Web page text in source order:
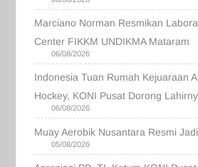
Marciano Norman Resmikan
Center FIKKM UNDIKMA Mataram
06/08/2026
Indonesia Tuan Rumah Kejuaraan
Hockey, KONI Pusat Dorong
06/08/2026
Muay Aerobik Nusantara Resmi
05/08/2026